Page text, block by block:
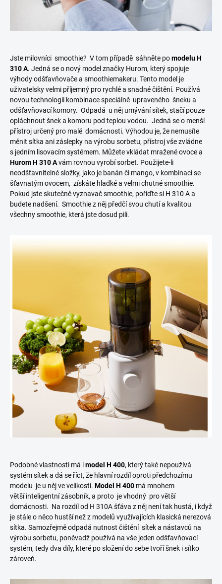
Jste milovníci smoothie? V tom případě sáhněte pomodelu H
310 A. Jedná se o nový model značky Hurom, který spojuje
výhody odšťavňovače a smoothiemakeru. Tento model je
uživatelsky velmi příjemný pro rychlé a snadné čištění. Používá
novou technologii kombinace speciálně upraveného šneku a
odšťavňovací komory. Odpadá u něj umývání sítek, stačí pouze
opláchnout šnek a komoru pod teplou vodou. Jedná se o menší
přístroj určený pro malé domácnosti. Výhodou je, že nemusíte
měnit sítka ani záslepky na výrobu sorbetu, přístroj vše zvládne
s jedním lisovacím systémem. Můžete vkládat mražené ovoce a
Hurom H 310 Avám rovnou vyrobí sorbet. Použijete-li
neodšťavnitelné složky, jako je banán či mango, v kombinaci se
šťavnatým ovocem, získáte hladké a velmi chutné smoothie.
Pokud jste skutečně vyznavač smoothie, pořiďte si H 310 Aa
budete nadšení. Smoothie z něj předčí svou chutí a kvalitou
všechny smoothie, která jste dosud pili.
Podobné vlastnosti má imodel H 400, který také nepoužívá
systém sítek a dá se říct, že hlavní rozdíl oproti předchozímu
modelu je u něj ve velikosti. Model H 400 má mnohem
větší inteligentní zásobník, a proto je vhodný pro větší
domácnosti. Na rozdíl od H 310A šťáva z něj není tak hustá, i když
je stále o něco hustší než z modelů využívajících klasická nerezová
sítka. Samozřejmě odpadá nutnost čištění sítek a nástavců na
výrobu sorbetu, poněvadž používá na vše jeden odšťavňovací
systém, tedy dva díly, které po složení do sebe tvoří šnek i sítko
zároveň.